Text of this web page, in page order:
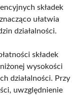
składek
ułatwia
działalności.
składek
wysokości
działalności. Przy
uwzględnienie